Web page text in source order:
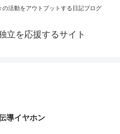
活動をアウトプットする日記ブログ
立を応援するサイト
導イヤホン